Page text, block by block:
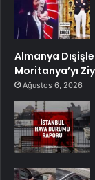
Almanya
Moritanya’yı
Ağustos 6, 2026